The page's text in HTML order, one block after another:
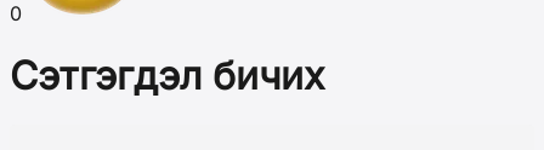
0
Сэтгэгдэл бичих